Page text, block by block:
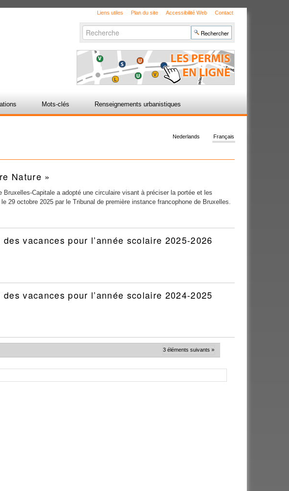
Liens utiles Plan du site Accessibilité Web Contact
Chercher par
avancée…
Mots-clés Renseignements urbanistiques
Français
Nederlands
Nature »
Bruxelles-Capitale a adopté une circulaire visant à préciser la portée et les
29 octobre 2025 par le Tribunal de première instance francophone de Bruxelles.
vacances pour l’année scolaire 2025-2026
vacances pour l’année scolaire 2024-2025
3 éléments suivants »